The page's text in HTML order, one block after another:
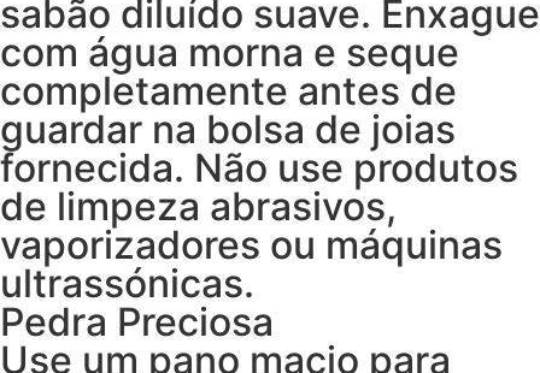
sabão diluído suave. Enxague
com água morna e seque
completamente antes de
guardar na bolsa de joias
fornecida. Não use produtos
de limpeza abrasivos,
vaporizadores ou máquinas
ultrassónicas.
Pedra Preciosa
Use um pano macio para